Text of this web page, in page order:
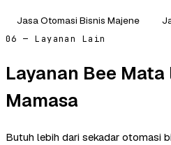
Jasa Otomasi Bisnis Majene
06 — Layanan Lain
Layanan Bee
Mamasa
Butuh lebih dari sekadar otomasi